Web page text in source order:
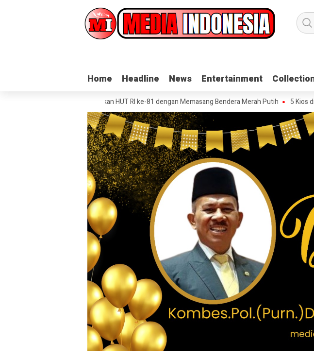
Home Headline News Entertainment
Home Headline News Entertainment
Kulon Semarakkan HUT RI ke-81 dengan Memasang Bendera Merah Putih 5 Kios di Desa